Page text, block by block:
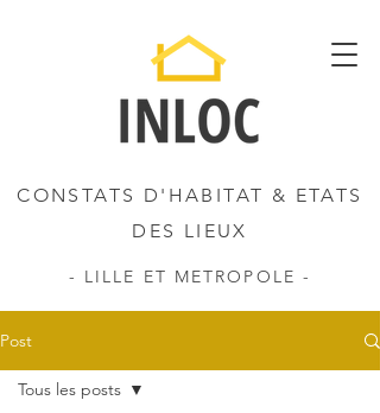
CONSTATS D'HABITAT & ETATS
DES LIEUX
- LILLE ET METROPOLE -
Post
Tous les posts